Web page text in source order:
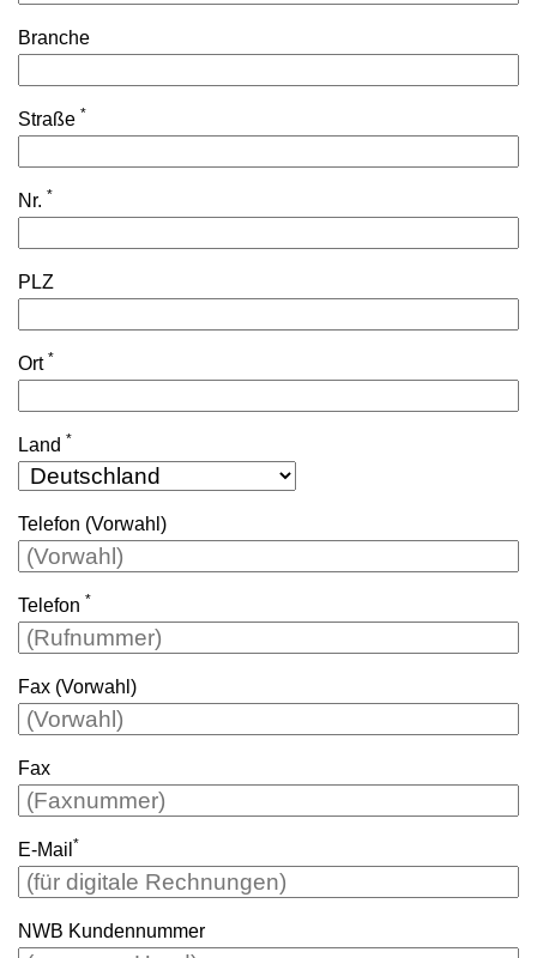
Branche
Straße *
Nr. *
PLZ
Ort *
Land *
Telefon (Vorwahl)
Telefon *
Fax (Vorwahl)
Fax
E-Mail *
NWB Kundennummer